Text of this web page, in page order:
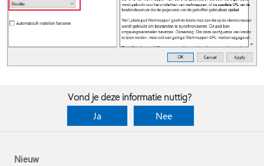
Vond je deze informatie nuttig?
Ja
Nee
Nieuw